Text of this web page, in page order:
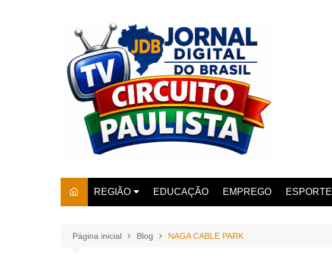
REGIÃO
AMPARO
EDUCAÇÃO EMPREGO ESPORTE
Página inicial Blog NAGA CABLE PARK